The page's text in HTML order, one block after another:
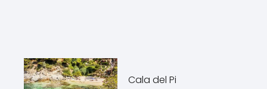
Cala del Pi